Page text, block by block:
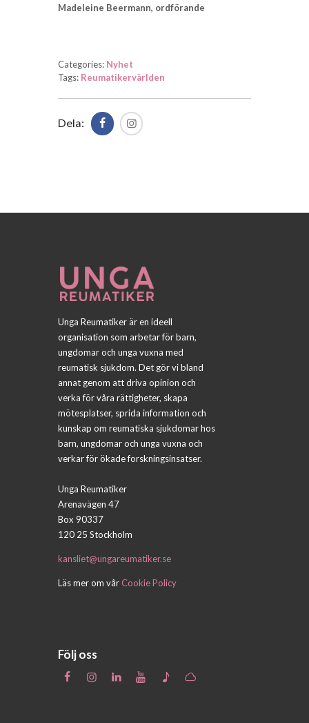
Madeleine Beermann, ordförande
Categories: Nyhet
Tags: Reumatikervärlden
Dela:
Unga Reumatiker är en ideell
organisation som arbetar för barn,
ungdomar och unga vuxna med
reumatisk sjukdom. Det gör vi bland
annat genom att driva opinion och
verka för våra rättigheter, skapa
mötesplatser, sprida information och
kunskap om reumatiska sjukdomar hos
barn, ungdomar och unga vuxna och
verkar för ökade forskningsinsatser.
Unga Reumatiker
Arenavägen 47
Box 90337
120 25 Stockholm
kansliet@ungareumatiker.se
Läs mer om vårCookie Policy
Följ oss